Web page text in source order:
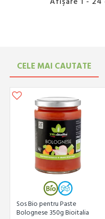
CELE MAI CAUTATE
Sos Bio pentru Paste
Bolognese 350g Bioitalia